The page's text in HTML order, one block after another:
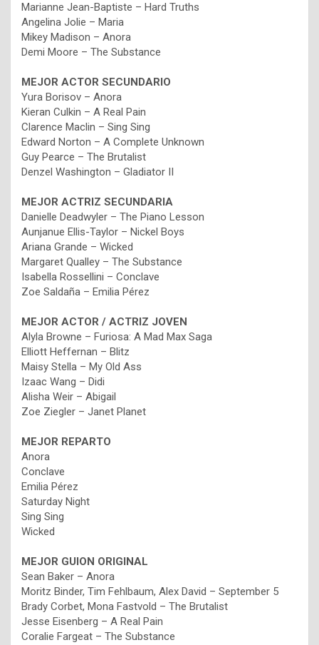
Marianne Jean-Baptiste – Hard Truths
Angelina Jolie – Maria
Mikey Madison – Anora
Demi Moore – The Substance
MEJOR ACTOR SECUNDARIO
Yura Borisov – Anora
Kieran Culkin – A Real Pain
Clarence Maclin – Sing Sing
Edward Norton – A Complete Unknown
Guy Pearce – The Brutalist
Denzel Washington – Gladiator II
MEJOR ACTRIZ SECUNDARIA
Danielle Deadwyler – The Piano Lesson
Aunjanue Ellis-Taylor – Nickel Boys
Ariana Grande – Wicked
Margaret Qualley – The Substance
Isabella Rossellini – Conclave
Zoe Saldaña – Emilia Pérez
MEJOR ACTOR / ACTRIZ JOVEN
Alyla Browne – Furiosa: A Mad Max Saga
Elliott Heffernan – Blitz
Maisy Stella – My Old Ass
Izaac Wang – Didi
Alisha Weir – Abigail
Zoe Ziegler – Janet Planet
MEJOR REPARTO
Anora
Conclave
Emilia Pérez
Saturday Night
Sing Sing
Wicked
MEJOR GUION ORIGINAL
Sean Baker – Anora
Moritz Binder, Tim Fehlbaum, Alex David – September 5
Brady Corbet, Mona Fastvold – The Brutalist
Jesse Eisenberg – A Real Pain
Coralie Fargeat – The Substance